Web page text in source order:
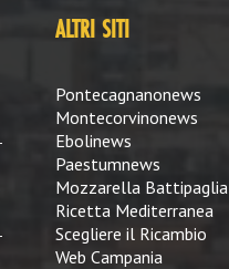
ALTRI SITI
Pontecagnanonews
Montecorvinonews
Ebolinews
Paestumnews
Mozzarella Battipaglia
Ricetta Mediterranea
Scegliere il Ricambio
Web Campania